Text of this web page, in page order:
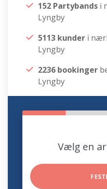
152 Partybands i
Lyngby
5113 kunder i
Lyngby
2236 bookinger
Lyngby
Vælg en